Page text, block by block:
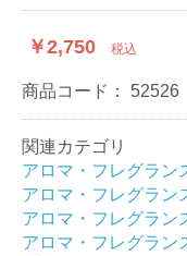
￥2,750 税込
商品コード： 52526
関連カテゴリ
アロマ・フレグラン
アロマ・フレグラン
アロマ・フレグラン
アロマ・フレグラン